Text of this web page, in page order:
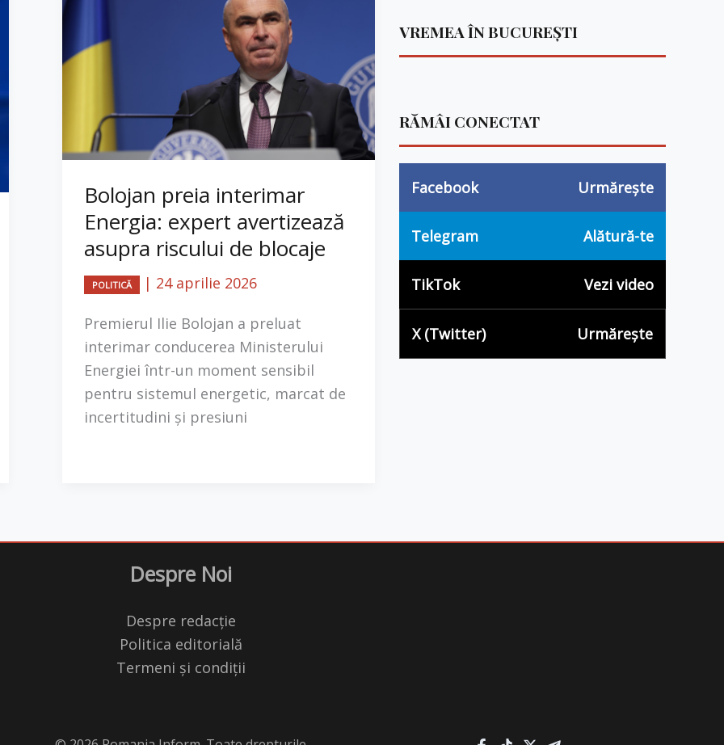
Bolojan preia interimar
Energia: expert avertizează
asupra riscului de blocaje
POLITICĂ | 24 aprilie 2026
Premierul Ilie Bolojan a preluat
interimar conducerea Ministerului
Energiei într-un moment sensibil
pentru sistemul energetic, marcat de
incertitudini și presiuni
VREMEA ÎN BUCUREȘTI
RĂMÂI CONECTAT
Facebook Urmărește
Telegram Alătură-te
TikTok Vezi video
X (Twitter) Urmărește
Despre Noi
Despre redacție
Politica editorială
Termeni și condiții